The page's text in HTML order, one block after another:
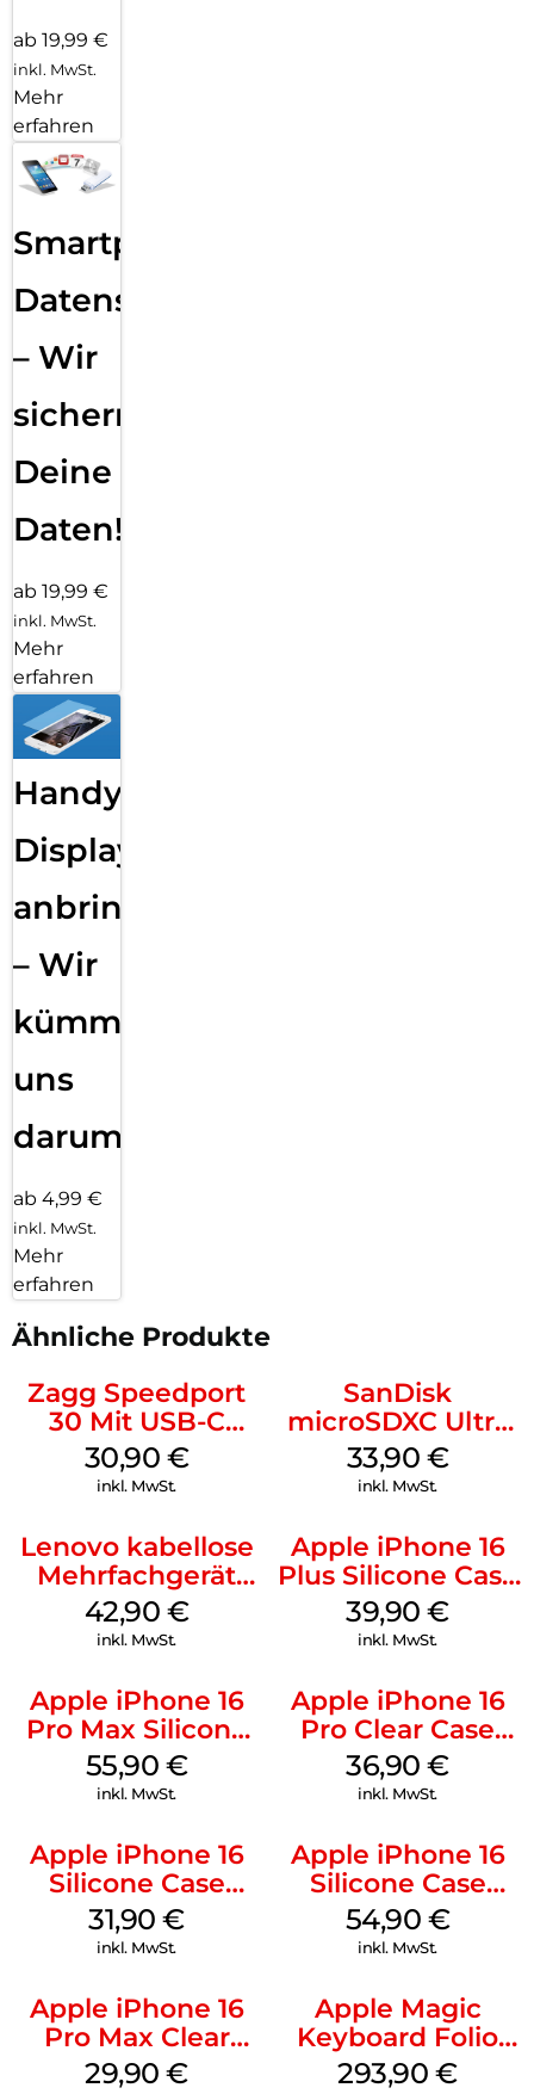
ab 19,99 €
inkl. MwSt.
Mehr
erfahren
Smartphone
Datensicherung
– Wir
sichern
Deine
Daten!
ab 19,99 €
inkl. MwSt.
Mehr
erfahren
Handy
Displayfolie
anbringen
– Wir
kümmern
uns
darum!
ab 4,99 €
inkl. MwSt.
Mehr
erfahren
Ähnliche Produkte
Zagg Speedport
30 Mit USB-C
Kabel Weiß
30,90 €
inkl. MwSt.
SanDisk
microSDXC Ultra
128 GB + Adapter
Mobile
33,90 €
inkl. MwSt.
Lenovo kabellose
Mehrfachgerät
Luna Grey
42,90 €
inkl. MwSt.
Apple iPhone 16
Plus Silicone Case
MagSafe Plum
39,90€
inkl. MwSt.
Apple iPhone 16
Pro Max Silicone
Case MagSafe
Stone Gray
55,90 €
inkl. MwSt.
Apple iPhone 16
Pro Clear Case
MagSafe
Transparent
36,90€
inkl. MwSt.
Apple iPhone 16
Silicone Case
MagSafe Fuchsia
31,90€
inkl. MwSt.
Apple iPhone 16
Silicone Case
MagSafe Black
54,90 €
inkl. MwSt.
Apple iPhone 16
Pro Max Clear
Case MagSafe
29,90€
Apple Magic
Keyboard Folio
iPad 10.9″ (10.Gen.)
293,90€